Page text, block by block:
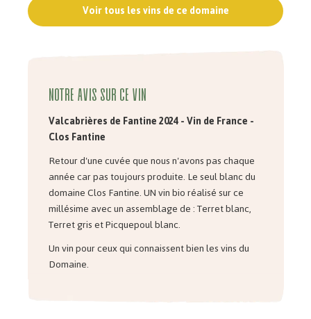
Voir tous les vins de ce domaine
Notre avis sur ce vin
Valcabrières de Fantine 2024 - Vin de France -
Clos Fantine
Retour d'une cuvée que nous n'avons pas chaque
année car pas toujours produite. Le seul blanc du
domaine Clos Fantine. UN vin bio réalisé sur ce
millésime avec un assemblage de : Terret blanc,
Terret gris et Picquepoul blanc.
Un vin pour ceux qui connaissent bien les vins du
Domaine.